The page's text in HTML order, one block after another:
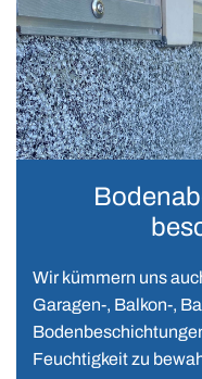
Wir kümmern uns
Garagen-, Balkon-,
Feuchtigkeit zu